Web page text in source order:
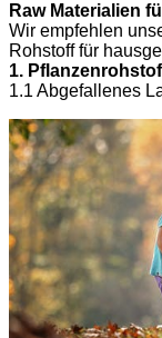
Raw Materialien
Wir empfehlen
Rohstoff für
1.
1.1 Abgefallenes